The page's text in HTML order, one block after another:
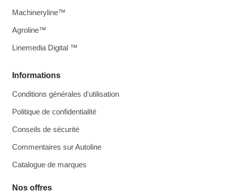
Informations
Conditions générales d'utilisation
Politique de confidentialité
Conseils de sécurité
Commentaires sur Autoline
Catalogue de marques
Nos offres
Machineryline™
Agroline™
Linemedia Digital ™